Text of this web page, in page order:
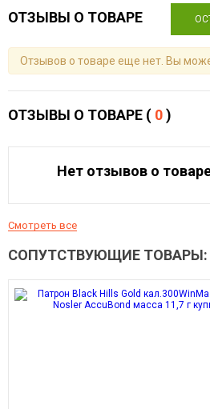
ОТЗЫВЫ О ТОВАРЕ
Отзывов о товаре еще нет. Вы
ОТЗЫВЫ О ТОВАРЕ ( 0)
Нет отзывов о
Смотреть все
СОПУТСТВУЮЩИЕ ТОВАРЫ: